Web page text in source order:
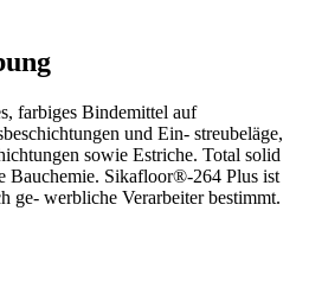
farbiges Bindemittel auf
und Ein- streubeläge,
sowie Estriche. Total solid
Bauchemie. Sikafloor®-264 Plus ist
ge- werbliche Verarbeiter bestimmt.